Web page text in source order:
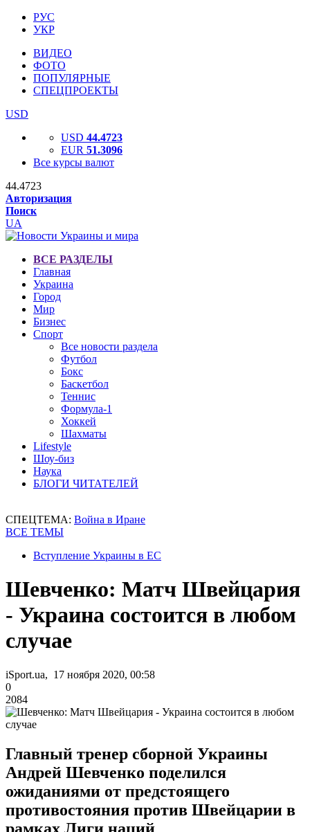
РУС
УКР
ВИДЕО
ФОТО
ПОПУЛЯРНЫЕ
СПЕЦПРОЕКТЫ
USD
USD 44.4723
EUR 51.3096
Все курсы валют
44.4723
Авторизация
Поиск
UA
ВСЕ РАЗДЕЛЫ
Главная
Украина
Город
Мир
Бизнес
Спорт
Все новости раздела
Футбол
Бокс
Баскетбол
Теннис
Формула-1
Хоккей
Шахматы
Lifestyle
Шоу-биз
Наука
БЛОГИ ЧИТАТЕЛЕЙ
СПЕЦТЕМА: Война в Иране
ВСЕ ТЕМЫ
Вступление Украины в ЕС
Шевченко: Матч Швейцария
- Украина состоится в любом
случае
iSport.ua, 17 ноября 2020, 00:58
0
2084
Главный тренер сборной Украины
Андрей Шевченко поделился
ожиданиями от предстоящего
противостояния против Швейцарии в
рамках Лиги наций